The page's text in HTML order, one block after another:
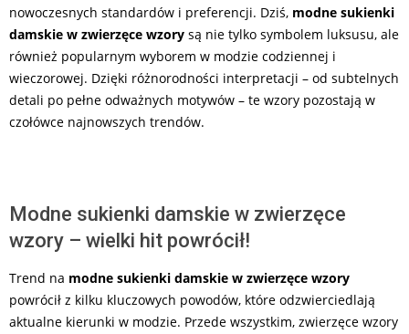
nowoczesnych standardów i preferencji. Dziś, modne sukienki
damskie w zwierzęce wzory są nie tylko symbolem luksusu, ale
również popularnym wyborem w modzie codziennej i
wieczorowej. Dzięki różnorodności interpretacji – od subtelnych
detali po pełne odważnych motywów – te wzory pozostają w
czołówce najnowszych trendów.
Modne sukienki damskie w zwierzęce
wzory – wielki hit powrócił!
Trend na modne sukienki damskie w zwierzęce wzory
powrócił z kilku kluczowych powodów, które odzwierciedlają
aktualne kierunki w modzie. Przede wszystkim, zwierzęce wzory